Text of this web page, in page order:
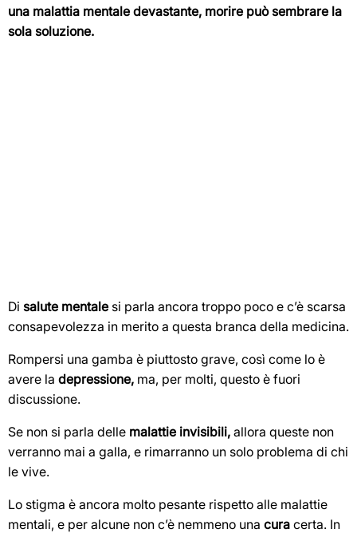
una malattia mentale devastante, morire può sembrare la
sola soluzione.
Di salute mentale si parla ancora troppo poco e c’è scarsa
consapevolezza in merito a questa branca della medicina.
Rompersi una gamba è piuttosto grave, così come lo è
avere la depressione, ma, per molti, questo è fuori
discussione.
Se non si parla delle malattie invisibili, allora queste non
verranno mai a galla, e rimarranno un solo problema di chi
le vive.
Lo stigma è ancora molto pesante rispetto alle malattie
mentali, e per alcune non c’è nemmeno una cura certa. In